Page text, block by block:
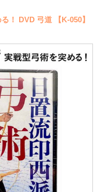
！ DVD 弓道 【K-050】